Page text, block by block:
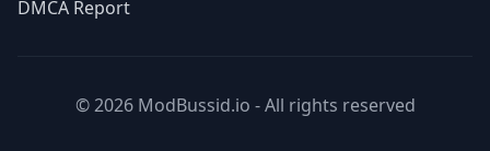
DMCA Report
© 2026 ModBussid.io - All rights reserved